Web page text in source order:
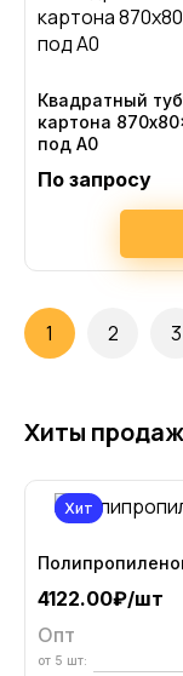
Квадратный
картона
под А0
По запросу
1 2 3
Хиты продаж
Хит
4122.00₽/шт
Опт
от 5 шт: